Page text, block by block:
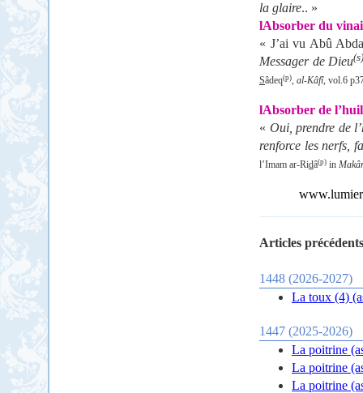
la glaire..
lAbsorber du
« J’ai vu Abû
Messager de Dieu
Sâdeq(p), al-Kâfî, vol.6
lAbsorber de
« Oui, prendre de
renforce les nerfs,
l’Imam ar-Ridâ(p) in
Articles
1448 (2026-2027)
1447 (2025-2026)
La poitrine
La poitrine
La poitrine